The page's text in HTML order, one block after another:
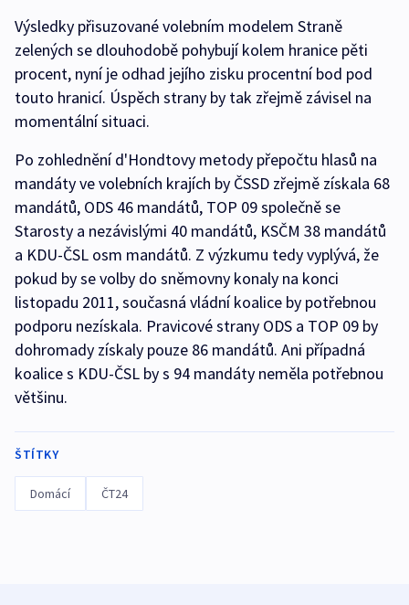
Výsledky přisuzované volebním modelem Straně
zelených se dlouhodobě pohybují kolem hranice pěti
procent, nyní je odhad jejího zisku procentní bod pod
touto hranicí. Úspěch strany by tak zřejmě závisel na
momentální situaci.
Po zohlednění d'Hondtovy metody přepočtu hlasů na
mandáty ve volebních krajích by ČSSD zřejmě získala 68
mandátů, ODS 46 mandátů, TOP 09 společně se
Starosty a nezávislými 40 mandátů, KSČM 38 mandátů
a KDU-ČSL osm mandátů. Z výzkumu tedy vyplývá, že
pokud by se volby do sněmovny konaly na konci
listopadu 2011, současná vládní koalice by potřebnou
podporu nezískala. Pravicové strany ODS a TOP 09 by
dohromady získaly pouze 86 mandátů. Ani případná
koalice s KDU-ČSL by s 94 mandáty neměla potřebnou
většinu.
ŠTÍTKY
Domácí ČT24